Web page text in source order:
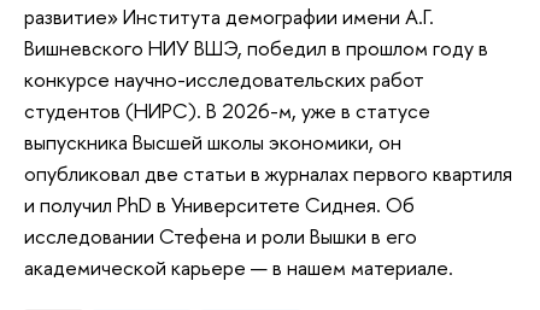
развитие» Института демографии имени А.Г.
Вишневского НИУ ВШЭ, победил в прошлом году в
конкурсе научно-исследовательских работ
студентов (НИРС). В 2026-м, уже в статусе
выпускника Высшей школы экономики, он
опубликовал две статьи в журналах первого квартиля
и получил PhD в Университете Сиднея. Об
исследовании Стефена и роли Вышки в его
академической карьере — в нашем материале.